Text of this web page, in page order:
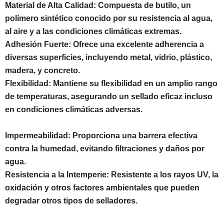
Material de Alta Calidad: Compuesta de butilo, un
polímero sintético conocido por su resistencia al agua,
al aire y a las condiciones climáticas extremas.
Adhesión Fuerte: Ofrece una excelente adherencia a
diversas superficies, incluyendo metal, vidrio, plástico,
madera, y concreto.
Flexibilidad: Mantiene su flexibilidad en un amplio rango
de temperaturas, asegurando un sellado eficaz incluso
en condiciones climáticas adversas.
Impermeabilidad: Proporciona una barrera efectiva
contra la humedad, evitando filtraciones y daños por
agua.
Resistencia a la Intemperie: Resistente a los rayos UV, la
oxidación y otros factores ambientales que pueden
degradar otros tipos de selladores.